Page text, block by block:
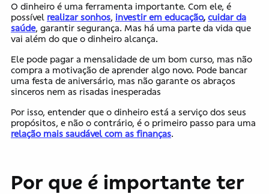
O dinheiro é uma ferramenta importante. Com ele, é
possível realizar sonhos, investir em educação, cuidar da
saúde, garantir segurança. Mas há uma parte da vida que
vai além do que o dinheiro alcança.
Ele pode pagar a mensalidade de um bom curso, mas não
compra a motivação de aprender algo novo. Pode bancar
uma festa de aniversário, mas não garante os abraços
sinceros nem as risadas inesperadas
Por isso, entender que o dinheiro está a serviço dos seus
propósitos, e não o contrário, é o primeiro passo para uma
relação mais saudável com as finanças.
Por que é importante ter